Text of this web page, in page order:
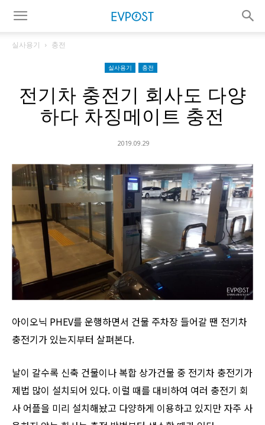
실사용기 충전
실사용기 충전
전기차 충전기 회사도 다양
하다 차징메이트 충전
2019.09.29
아이오닉 PHEV를 운행하면서 건물 주차장 들어갈 땐 전기차
충전기가 있는지부터 살펴본다.
날이 갈수록 신축 건물이나 복합 상가건물 중 전기차 충전기가
제법 많이 설치되어 있다. 이럴 때를 대비하여 여러 충전기 회
사 어플을 미리 설치해놨고 다양하게 이용하고 있지만 자주 사